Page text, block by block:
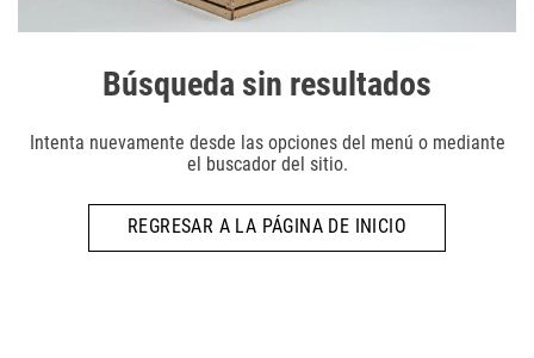
Búsqueda sin resultados
Intenta nuevamente desde las opciones del menú o mediante
el buscador del sitio.
REGRESAR A LA PÁGINA DE INICIO